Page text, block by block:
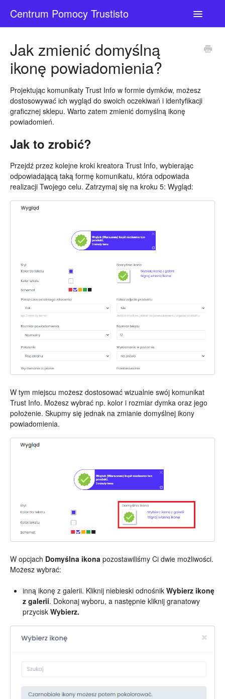
Centrum Pomocy Trustisto
Toggle
Jak zmienić domyślną
ikonę powiadomienia?
Projektując komunikaty Trust Info w formie dymków, możesz
dostosowywać ich wygląd do swoich oczekiwań i identyfikacji
graficznej sklepu. Warto zatem zmienić domyślną ikonę
powiadomień.
Jak to zrobić?
Przejdź przez kolejne kroki kreatora Trust Info, wybierając
odpowiadającą taką formę komunikatu, która odpowiada
realizacji Twojego celu. Zatrzymaj się na kroku 5: Wygląd:
W tym miejscu możesz dostosować wizualnie swój komunikat
Trust Info. Możesz wybrać np. kolor i rozmiar dymka oraz jego
położenie. Skupmy się jednak na zmianie domyślnej ikony
powiadomienia.
W opcjach Domyślna ikona pozostawiliśmy Ci dwie możliwości.
Możesz wybrać:
inną ikonę z galerii. Kliknij niebieski odnośnik Wybierz ikonę
z galerii. Dokonaj wyboru, a następnie kliknij granatowy
przycisk Wybierz.